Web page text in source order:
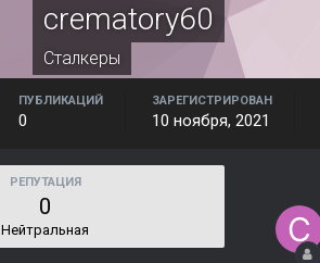
crematory60
Сталкеры
ПУБЛИКАЦИЙ
0
ЗАРЕГИСТРИРОВАН
10 ноября, 2021
РЕПУТАЦИЯ
0
Нейтральная